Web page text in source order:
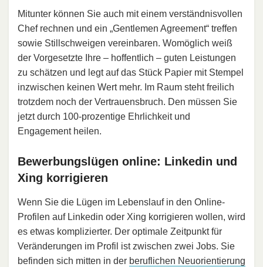
Mitunter können Sie auch mit einem verständnisvollen
Chef rechnen und ein „Gentlemen Agreement“ treffen
sowie Stillschweigen vereinbaren. Womöglich weiß
der Vorgesetzte Ihre – hoffentlich – guten Leistungen
zu schätzen und legt auf das Stück Papier mit Stempel
inzwischen keinen Wert mehr. Im Raum steht freilich
trotzdem noch der Vertrauensbruch. Den müssen Sie
jetzt durch 100-prozentige Ehrlichkeit und
Engagement heilen.
Bewerbungslügen online: Linkedin und
Xing korrigieren
Wenn Sie die Lügen im Lebenslauf in den Online-
Profilen auf Linkedin oder Xing korrigieren wollen, wird
es etwas komplizierter. Der optimale Zeitpunkt für
Veränderungen im Profil ist zwischen zwei Jobs. Sie
befinden sich mitten in der beruflichen Neuorientierung